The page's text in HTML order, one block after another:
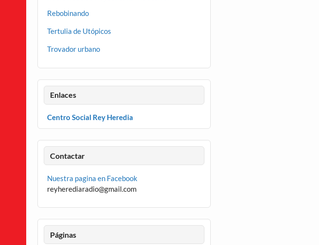
Rebobinando
Tertulia de Utópicos
Trovador urbano
Enlaces
Centro Social Rey Heredia
Contactar
Nuestra pagina en Facebook
reyherediaradio@gmail.com
Páginas